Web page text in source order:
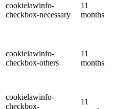
cookielawinfo-
checkbox-necessary
11
months
cookielawinfo-
checkbox-others
11
months
cookielawinfo-
checkbox-
11